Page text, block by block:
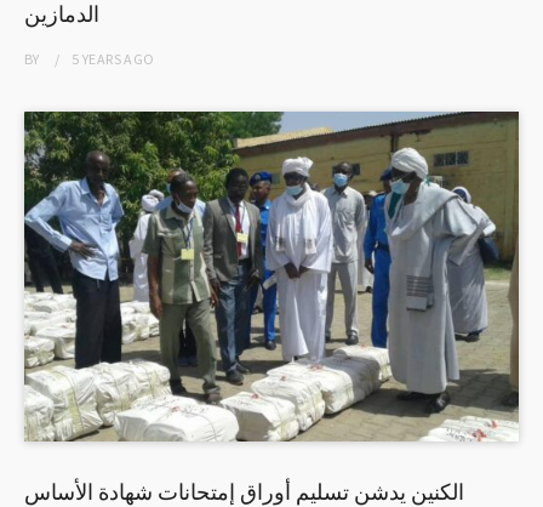
الدمازين
BY 5 YEARSAGO
الكنين يدشن تسليم أوراق إمتحانات شهادة الأساس